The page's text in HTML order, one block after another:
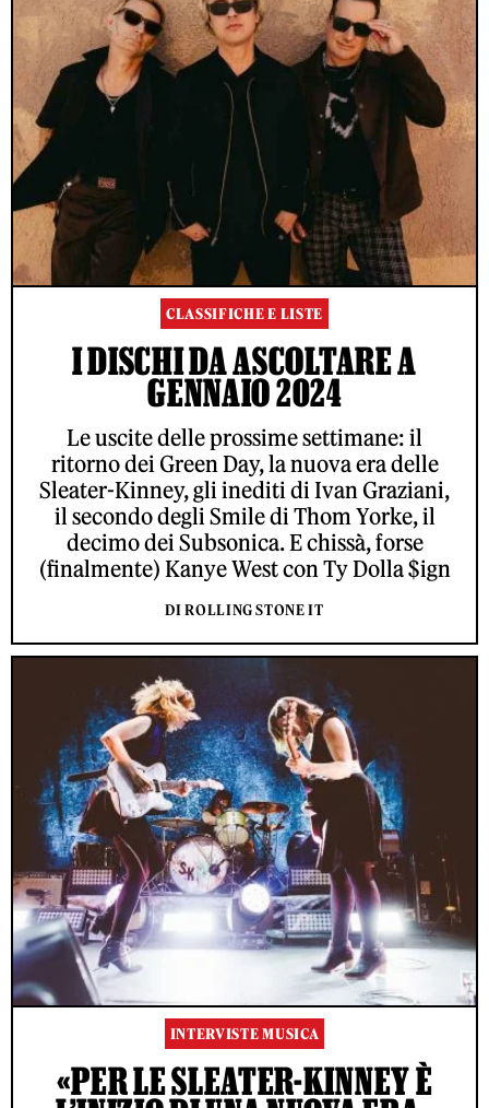
CLASSIFICHE E LISTE
I DISCHI DA ASCOLTARE A
GENNAIO 2024
Le uscite delle prossime settimane: il
ritorno dei Green Day, la nuova era delle
Sleater-Kinney, gli inediti di Ivan Graziani,
il secondo degli Smile di Thom Yorke, il
decimo dei Subsonica. E chissà, forse
(finalmente) Kanye West con Ty Dolla $ign
DI ROLLING STONE IT
INTERVISTE MUSICA
«PER LE SLEATER-KINNEY È